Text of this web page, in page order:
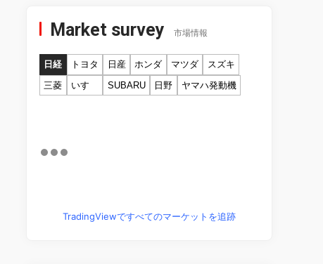
Market survey 市場情報
日経 トヨタ 日産 ホンダ マツダ
スズキ
三菱
いすゞ SUBARU 日野 ヤマハ発動機
TradingViewですべてのマーケットを追跡